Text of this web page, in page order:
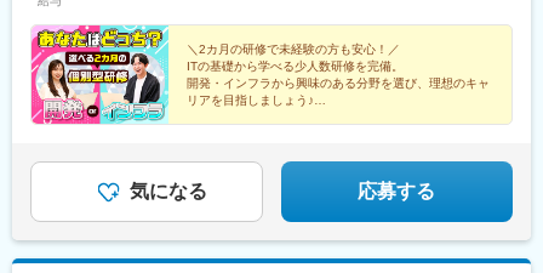
ス、広島支社、九州支社、北九州オフィス、熊本オフィス※各支社
の住所詳細は、以下「勤務地一覧」をご参照ください※受動喫煙対
策あり＜本社・北海道支社ともに拡大移転を実施！＞業績好調に
伴い、組織規模・事業領域ともに拡大を続けている当社。2024年
6月には本社を「丸の内」へ移転し、さらに2026年4月には北海道
るため、安心感を持ちながら長期的なキャリア形成を実現できま
す。
駅、薬院大通駅、六本松駅、別府駅(福岡県)、西新駅、藤崎駅(福
岡県)、香椎駅、西鉄香椎駅、箱崎駅、箱崎九大前駅、箱崎宮前
駅、小倉駅(福岡県)、平和通駅、戸畑駅、九州工大前駅、スペース
ワールド駅、黒崎駅、黒崎駅前駅、折尾駅、中村公園駅、大須観
音駅、刈谷駅、豊田市駅、三河安城駅、富山駅、福井駅、岡山
線)、北新地駅、大阪梅田駅(阪神線)、なにわ橋駅、大阪難波駅、
鴫野駅、大阪天満宮駅、渡辺橋駅、櫛田神社前駅、桜坂駅、旦過
駅、中村日赤駅、上前津駅、新豊田駅、福井駅(福井県)、岡山駅前
＼2カ月の研修で未経験の方も安心！／
ITの基礎から学べる少人数研修を完備。
開発・インフラから興味のある分野を選び、理想のキャ
リアを目指しましょう♪
気になる 応募する